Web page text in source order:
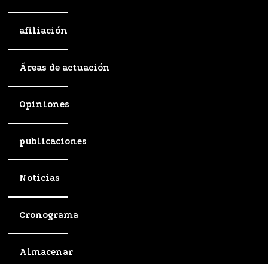
afiliación
Áreas de actuación
Opiniones
publicaciones
Noticias
Cronograma
Almacenar